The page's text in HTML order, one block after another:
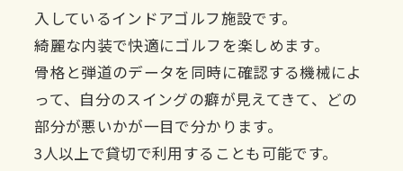
入しているインドアゴルフ施設です。
綺麗な内装で快適にゴルフを楽しめます。
骨格と弾道のデータを同時に確認する機械によ
って、自分のスイングの癖が見えてきて、どの
部分が悪いかが一目で分かります。
3人以上で貸切で利用することも可能です。